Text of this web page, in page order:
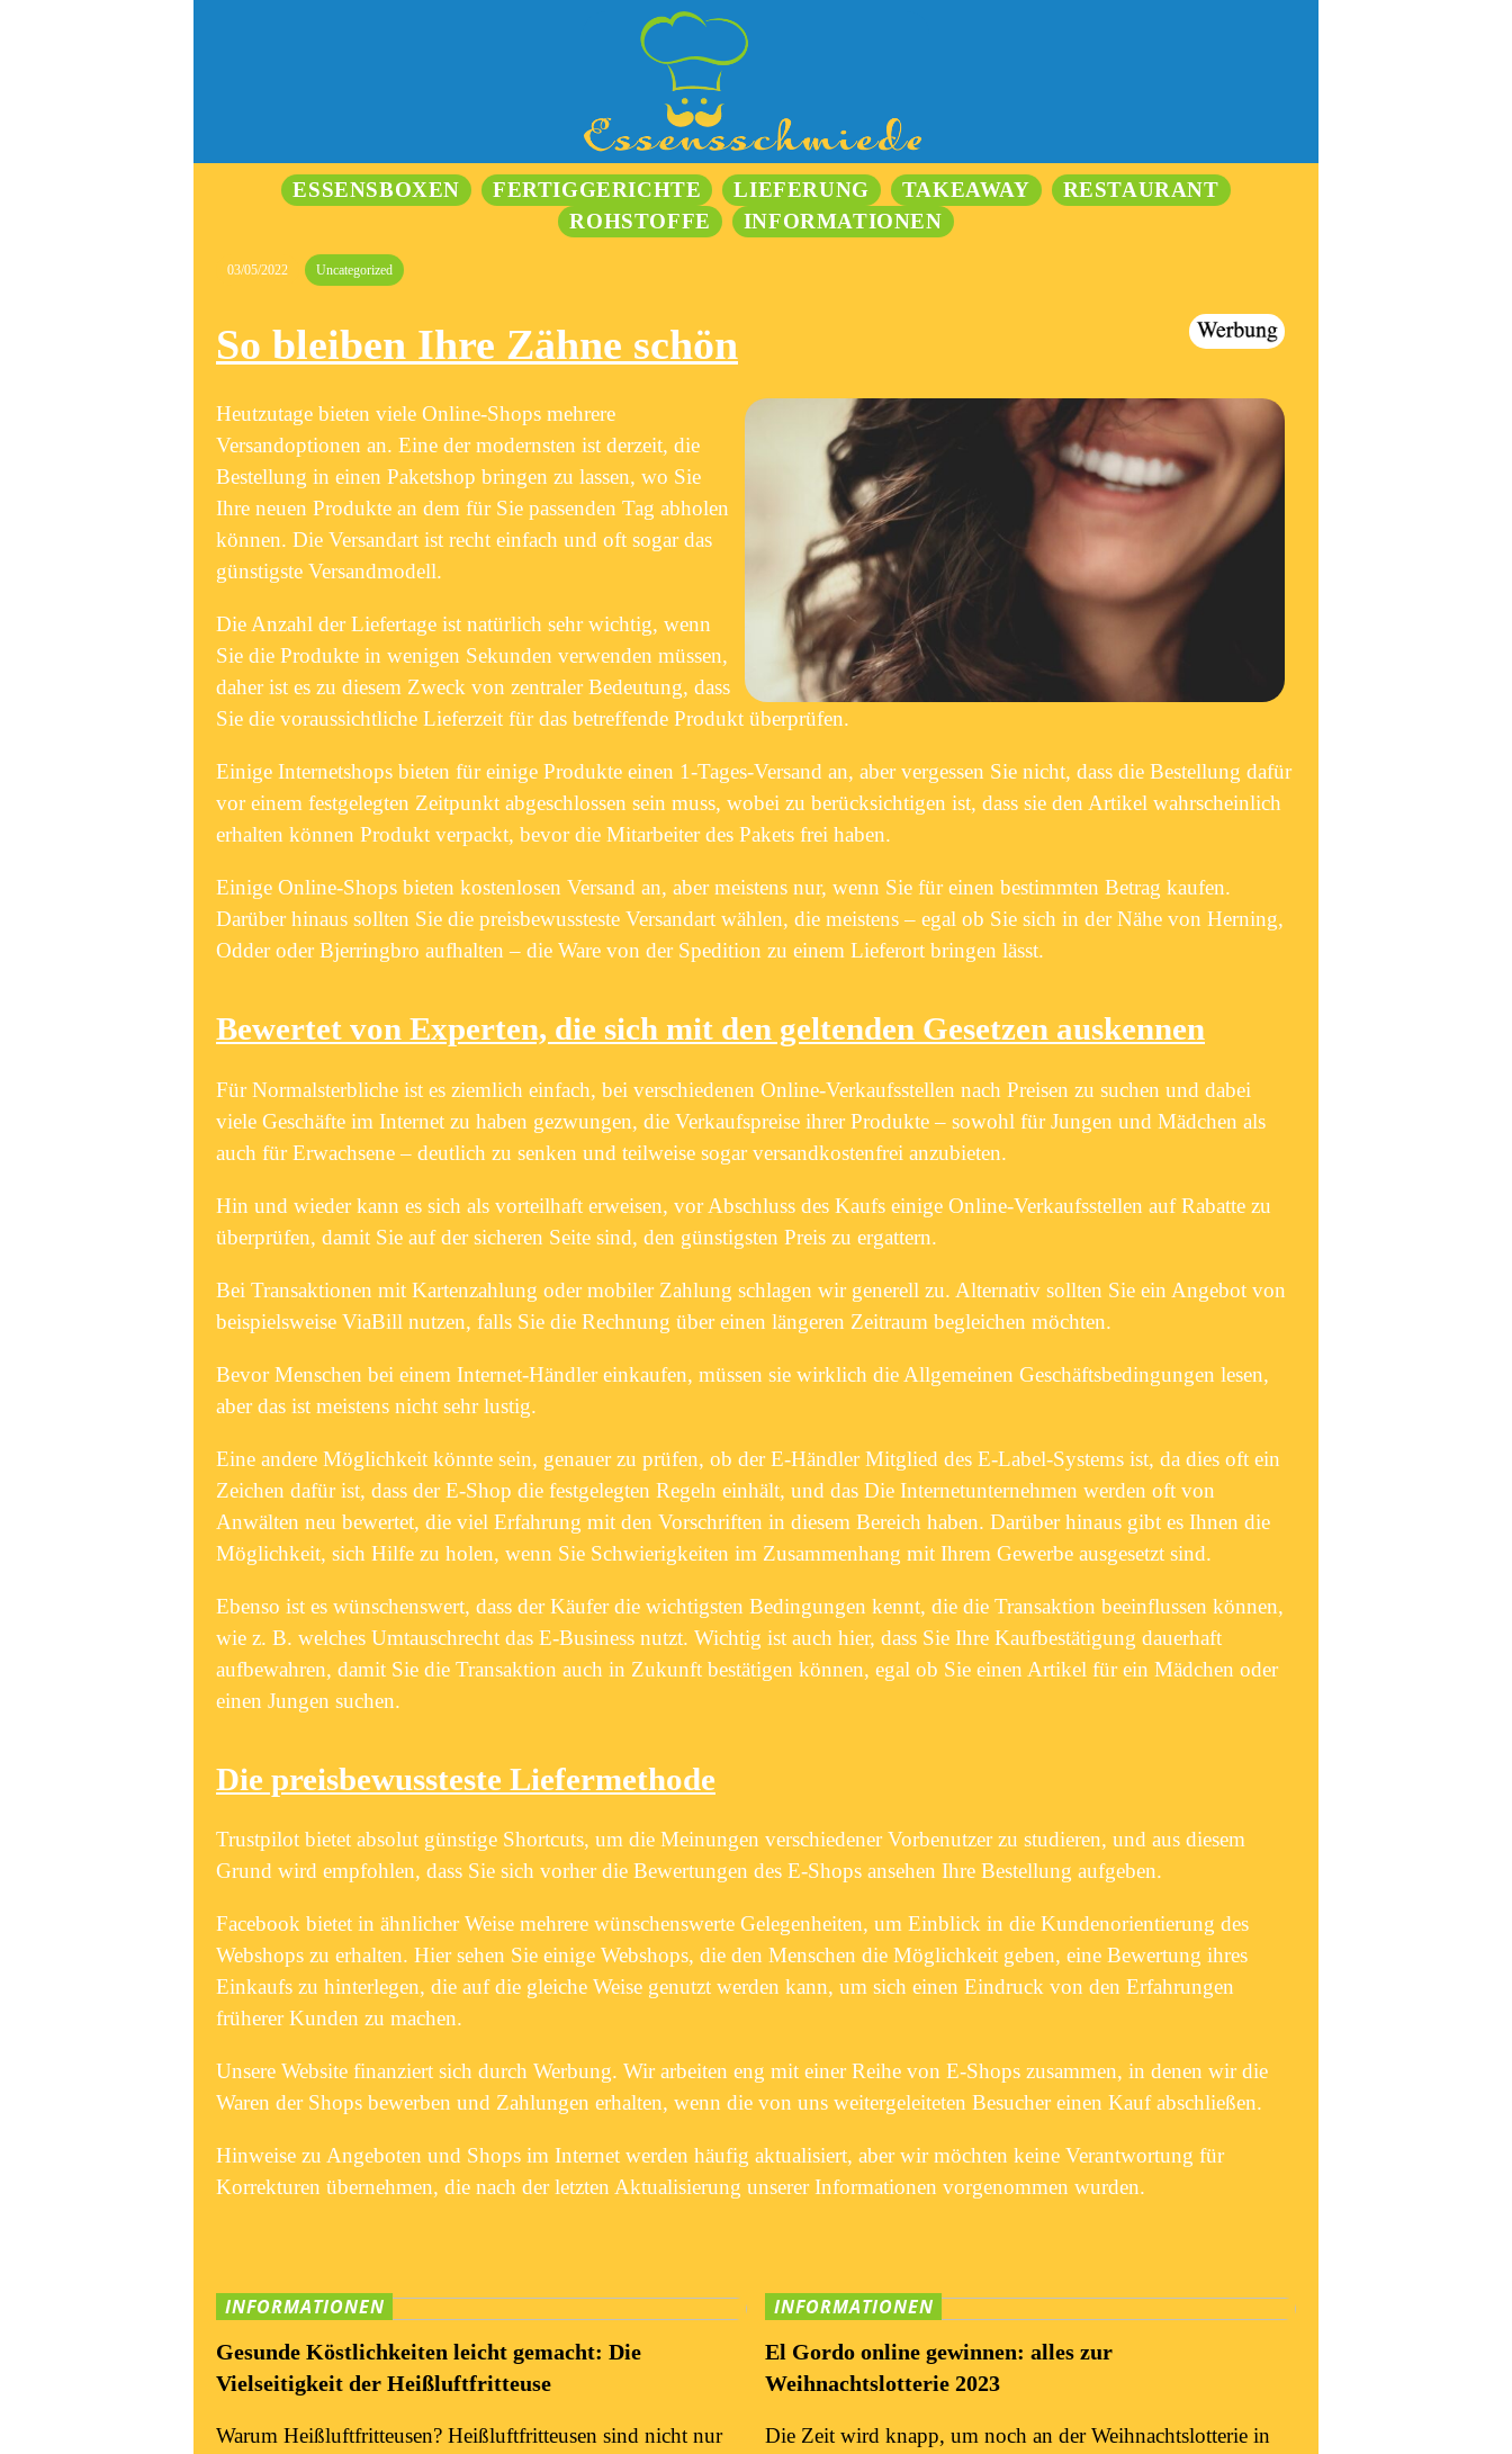
ESSENSBOXEN FERTIGGERICHTE LIEFERUNG TAKEAWAY
RESTAURANT
ROHSTOFFE
INFORMATIONEN
03/05/2022 Uncategorized
So bleiben Ihre Zähne schön
Heutzutage bieten viele Online-Shops mehrere
Versandoptionen an. Eine der modernsten ist derzeit, die
Bestellung in einen Paketshop bringen zu lassen, wo Sie
Ihre neuen Produkte an dem für Sie passenden Tag abholen
können. Die Versandart ist recht einfach und oft sogar das
günstigste Versandmodell.
Die Anzahl der Liefertage ist natürlich sehr wichtig, wenn
Sie die Produkte in wenigen Sekunden verwenden müssen,
daher ist es zu diesem Zweck von zentraler Bedeutung, dass
Sie die voraussichtliche Lieferzeit für das betreffende Produkt überprüfen.
Einige Internetshops bieten für einige Produkte einen 1-Tages-Versand an, aber vergessen Sie nicht, dass die Bestellung dafür
vor einem festgelegten Zeitpunkt abgeschlossen sein muss, wobei zu berücksichtigen ist, dass sie den Artikel wahrscheinlich
erhalten können Produkt verpackt, bevor die Mitarbeiter des Pakets frei haben.
Einige Online-Shops bieten kostenlosen Versand an, aber meistens nur, wenn Sie für einen bestimmten Betrag kaufen.
Darüber hinaus sollten Sie die preisbewussteste Versandart wählen, die meistens – egal ob Sie sich in der Nähe von Herning,
Odder oder Bjerringbro aufhalten – die Ware von der Spedition zu einem Lieferort bringen lässt.
Bewertet von Experten, die sich mit den geltenden Gesetzen auskennen
Für Normalsterbliche ist es ziemlich einfach, bei verschiedenen Online-Verkaufsstellen nach Preisen zu suchen und dabei
viele Geschäfte im Internet zu haben gezwungen, die Verkaufspreise ihrer Produkte – sowohl für Jungen und Mädchen als
auch für Erwachsene – deutlich zu senken und teilweise sogar versandkostenfrei anzubieten.
Hin und wieder kann es sich als vorteilhaft erweisen, vor Abschluss des Kaufs einige Online-Verkaufsstellen auf Rabatte zu
überprüfen, damit Sie auf der sicheren Seite sind, den günstigsten Preis zu ergattern.
Bei Transaktionen mit Kartenzahlung oder mobiler Zahlung schlagen wir generell zu. Alternativ sollten Sie ein Angebot von
beispielsweise ViaBill nutzen, falls Sie die Rechnung über einen längeren Zeitraum begleichen möchten.
Bevor Menschen bei einem Internet-Händler einkaufen, müssen sie wirklich die Allgemeinen Geschäftsbedingungen lesen,
aber das ist meistens nicht sehr lustig.
Eine andere Möglichkeit könnte sein, genauer zu prüfen, ob der E-Händler Mitglied des E-Label-Systems ist, da dies oft ein
Zeichen dafür ist, dass der E-Shop die festgelegten Regeln einhält, und das Die Internetunternehmen werden oft von
Anwälten neu bewertet, die viel Erfahrung mit den Vorschriften in diesem Bereich haben. Darüber hinaus gibt es Ihnen die
Möglichkeit, sich Hilfe zu holen, wenn Sie Schwierigkeiten im Zusammenhang mit Ihrem Gewerbe ausgesetzt sind.
Ebenso ist es wünschenswert, dass der Käufer die wichtigsten Bedingungen kennt, die die Transaktion beeinflussen können,
wie z. B. welches Umtauschrecht das E-Business nutzt. Wichtig ist auch hier, dass Sie Ihre Kaufbestätigung dauerhaft
aufbewahren, damit Sie die Transaktion auch in Zukunft bestätigen können, egal ob Sie einen Artikel für ein Mädchen oder
einen Jungen suchen.
Die preisbewussteste Liefermethode
Trustpilot bietet absolut günstige Shortcuts, um die Meinungen verschiedener Vorbenutzer zu studieren, und aus diesem
Grund wird empfohlen, dass Sie sich vorher die Bewertungen des E-Shops ansehen Ihre Bestellung aufgeben.
Facebook bietet in ähnlicher Weise mehrere wünschenswerte Gelegenheiten, um Einblick in die Kundenorientierung des
Webshops zu erhalten. Hier sehen Sie einige Webshops, die den Menschen die Möglichkeit geben, eine Bewertung ihres
Einkaufs zu hinterlegen, die auf die gleiche Weise genutzt werden kann, um sich einen Eindruck von den Erfahrungen
früherer Kunden zu machen.
Unsere Website finanziert sich durch Werbung. Wir arbeiten eng mit einer Reihe von E-Shops zusammen, in denen wir die
Waren der Shops bewerben und Zahlungen erhalten, wenn die von uns weitergeleiteten Besucher einen Kauf abschließen.
Hinweise zu Angeboten und Shops im Internet werden häufig aktualisiert, aber wir möchten keine Verantwortung für
Korrekturen übernehmen, die nach der letzten Aktualisierung unserer Informationen vorgenommen wurden.
INFORMATIONEN
Gesunde Köstlichkeiten leicht gemacht: Die
Vielseitigkeit der Heißluftfritteuse
Warum Heißluftfritteusen? Heißluftfritteusen sind nicht nur
INFORMATIONEN
El Gordo online gewinnen: alles zur
Weihnachtslotterie 2023
Die Zeit wird knapp, um noch an der Weihnachtslotterie in